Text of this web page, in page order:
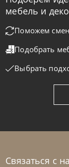
мебель и
Поможем
Подобрать
Выбрать
Связаться с